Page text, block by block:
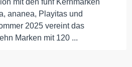
mit den fünf Kernmarken
ananea, Playitas und
2025 vereint das
Marken mit 120 ...